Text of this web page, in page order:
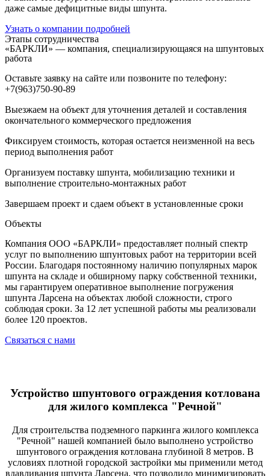
даже самые дефицитные виды шпунта.
Узнать о компании подробней
Этапы сотрудничества
«БАРКЛИ» — компания, специализирующаяся на шпунтовых
работа
Оставьте заявку на сайте или позвоните по телефону:
+7(963)750-90-89
Выезжаем на объект для уточнения деталей и составления
окончательного коммерческого предложения
Фиксируем стоимость, которая остается неизменной на весь
период выполнения работ
Организуем поставку шпунта, мобилизацию техники и
выполнение строительно-монтажных работ
Завершаем проект и сдаем объект в установленные сроки
Объекты
Компания ООО «БАРКЛИ» предоставляет полный спектр
услуг по выполнению шпунтовых работ на территории всей
России. Благодаря постоянному наличию популярных марок
шпунта на складе и обширному парку собственной техники,
мы гарантируем оперативное выполнение погружения
шпунта Ларсена на объектах любой сложности, строго
соблюдая сроки. За 12 лет успешной работы мы реализовали
более 120 проектов.
Связаться с нами
Устройство шпунтового ограждения котлована
для жилого комплекса "Речной"
Для строительства подземного паркинга жилого комплекса
"Речной" нашей компанией было выполнено устройство
шпунтового ограждения котлована глубиной 8 метров. В
условиях плотной городской застройки мы применили метод
вдавливания шпунта Ларсена, что позволило минимизировать